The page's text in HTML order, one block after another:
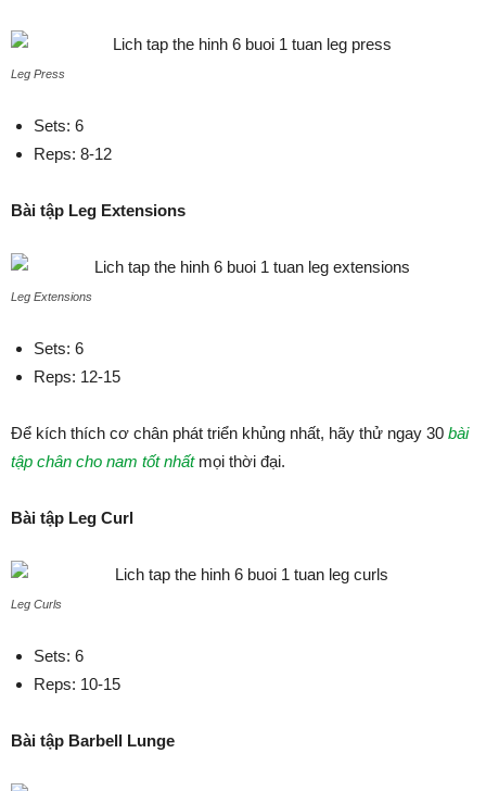
Leg Press
Sets: 6
Reps: 8-12
Bài tập Leg Extensions
Leg Extensions
Sets: 6
Reps: 12-15
Để kích thích cơ chân phát triển khủng nhất, hãy thử ngay 30 bài
tập chân cho nam tốt nhấtmọi thời đại.
Bài tập Leg Curl
Leg Curls
Sets: 6
Reps: 10-15
Bài tập Barbell Lunge